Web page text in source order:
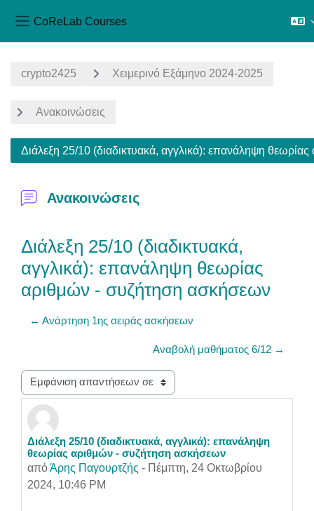
CoReLab Courses
crypto2425 Χειμερινό Εξάμηνο 2024-2025
Ανακοινώσεις
Διάλεξη 25/10 (διαδικτυακά, αγγλικά): επανάληψη
Ανακοινώσεις
Διάλεξη 25/10 (διαδικτυακά,
αγγλικά): επανάληψη θεωρίας
αριθμών - συζήτηση ασκήσεων
← Ανάρτηση 1ης σειράς ασκήσεων
Αναβολή μαθήματος 6/12 →
Λειτουργία εμφάνισης
Διάλεξη 25/10 (διαδικτυακά, αγγλικά): επανάληψη
θεωρίας αριθμών - συζήτηση ασκήσεων
απόΆρης Παγουρτζής - Πέμπτη, 24 Οκτωβρίου
2024, 10:46 PM
Αριθμός απαντήσεων: 0